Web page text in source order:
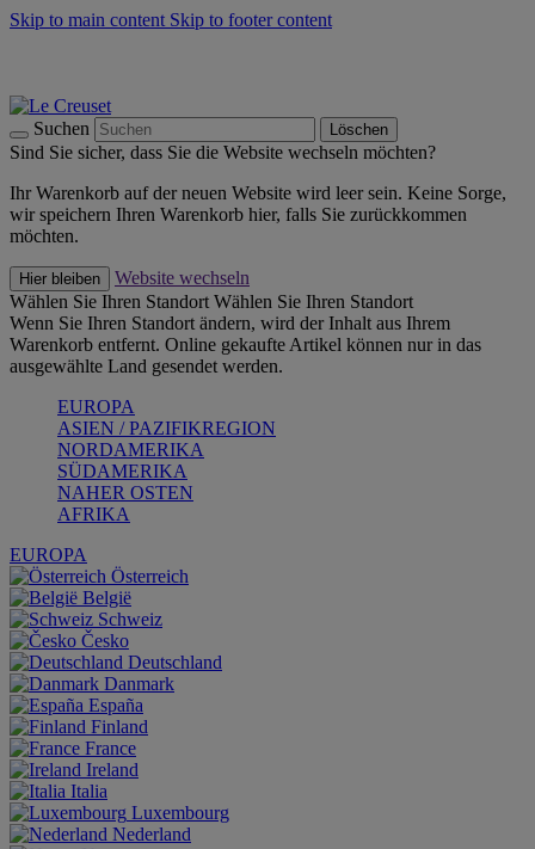
Skip to main content Skip to footer content
Suchen Löschen
Sind Sie sicher, dass Sie die Website wechseln möchten?
Ihr Warenkorb auf der neuen Website wird leer sein. Keine Sorge,
wir speichern Ihren Warenkorb hier, falls Sie zurückkommen
möchten.
Hier bleiben
Website wechseln
Wählen Sie Ihren Standort Wählen Sie Ihren Standort
Wenn Sie Ihren Standort ändern, wird der Inhalt aus Ihrem
Warenkorb entfernt. Online gekaufte Artikel können nur in das
ausgewählte Land gesendet werden.
EUROPA
ASIEN / PAZIFIKREGION
NORDAMERIKA
SÜDAMERIKA
NAHER OSTEN
AFRIKA
EUROPA
Österreich
België
Schweiz
Česko
Deutschland
Danmark
España
Finland
France
Ireland
Italia
Luxembourg
Nederland